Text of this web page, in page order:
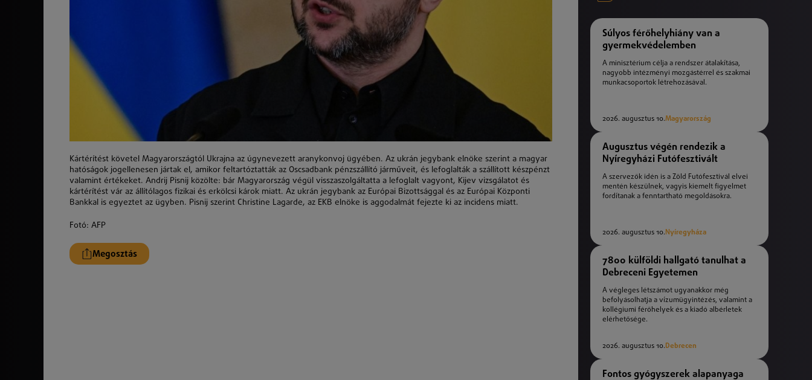
Kártérítést követel Magyarországtól Ukrajna az úgynevezett aranykonvoj ügyében. Az ukrán jegybank elnöke szerint a magyar
hatóságok jogellenesen jártak el, amikor feltartóztatták az Oscsadbank pénzszállító járműveit, és lefoglalták a szállított készpénzt
valamint értékeket. Andrij Pisnij közölte: bár Magyarország végül visszaszolgáltatta a lefoglalt vagyont, Kijev vizsgálatot és
kártérítést vár az állítólagos fizikai és erkölcsi károk miatt. Az ukrán jegybank az Európai Bizottsággal és az Európai Központi
Bankkal is egyeztet az ügyben. Pisnij szerint Christine Lagarde, az EKB elnöke is aggodalmát fejezte ki az incidens miatt.
Fotó: AFP
Megosztás
Súlyos férőhelyhiány van a
gyermekvédelemben
A minisztérium célja a rendszer átalakítása,
nagyobb intézményi mozgástérrel és szakmai
munkacsoportok létrehozásával.
2026. augusztus 10.Magyarország
Augusztus végén rendezik a
Nyíregyházi Futófesztivált
A szervezők idén is a Zöld Futófesztivál elvei
mentén készülnek, vagyis kiemelt figyelmet
fordítanak a fenntartható megoldásokra.
2026. augusztus 10. Nyíregyháza
7800 külföldi hallgató tanulhat a
Debreceni Egyetemen
A végleges létszámot ugyanakkor még
befolyásolhatja a vízumügyintézés, valamint a
kollégiumi férőhelyek és a kiadó albérletek
elérhetősége.
2026. augusztus 10.Debrecen
Fontos gyógyszerek alapanyaga